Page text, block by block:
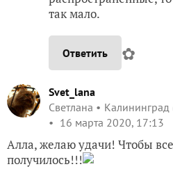
так мало.
Ответить ✿
Svet_lana
Светлана
Калининград
16 марта 2020, 17:13
Алла, желаю удачи! Чтобы
получилось!!!